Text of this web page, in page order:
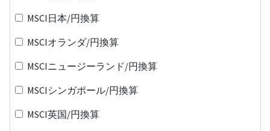
MSCI日本/円換算
MSCIオランダ/円換算
MSCIニュージーランド/円換算
MSCIシンガポール/円換算
MSCI英国/円換算